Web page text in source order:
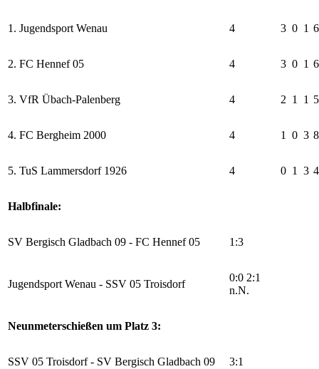
1. Jugendsport Wenau 4 3 0 1
2. FC Hennef 05 4 3 0 1
3. VfR Übach-Palenberg 4 2 1 1
4. FC Bergheim 2000 4 1 0 3
5. TuS Lammersdorf 1926 4 0 1 3
Halbfinale:
SV Bergisch Gladbach 09 - FC Hennef 05 1:3
Jugendsport Wenau - SSV 05 Troisdorf
0:0 2:1
n.N.
Neunmeterschießen um Platz 3:
SSV 05 Troisdorf - SV Bergisch Gladbach 09 3:1